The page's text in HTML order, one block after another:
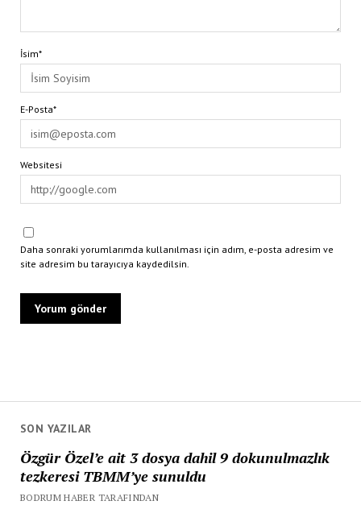
SON YAZILAR
Özgür Özel’e ait 3 dosya dahil 9 dokunulmazlık
tezkeresi TBMM’ye sunuldu
BODRUM HABER TARAFINDAN
İsim*
E-Posta*
Websitesi
Daha sonraki yorumlarımda kullanılması için adım, e-posta adresim ve
site adresim bu tarayıcıya kaydedilsin.